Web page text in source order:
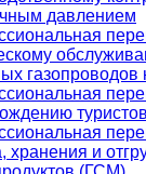
давлением
газопроводов
туристов
хранения и